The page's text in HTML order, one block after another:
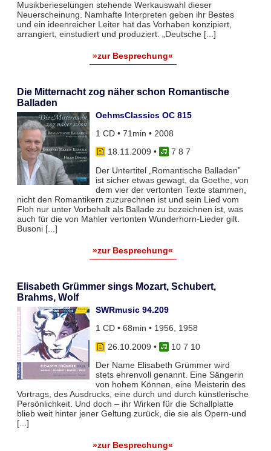
Musikberieselungen stehende Werkauswahl dieser
Neuerscheinung. Namhafte Interpreten geben ihr Bestes
und ein ideenreicher Leiter hat das Vorhaben konzipiert,
arrangiert, einstudiert und produziert. „Deutsche [...]
»zur Besprechung«
Die Mitternacht zog näher schon Romantische
Balladen
OehmsClassics OC 815
1 CD • 71min • 2008
18.11.2009 •
7 8 7
Der Untertitel „Romantische Balladen”
ist sicher etwas gewagt, da Goethe, von
dem vier der vertonten Texte stammen,
nicht den Romantikern zuzurechnen ist und sein Lied vom
Floh nur unter Vorbehalt als Ballade zu bezeichnen ist, was
auch für die von Mahler vertonten Wunderhorn-Lieder gilt.
Busoni [...]
»zur Besprechung«
Elisabeth Grümmer sings Mozart, Schubert,
Brahms, Wolf
SWRmusic 94.209
1 CD • 68min • 1956, 1958
26.10.2009 •
10 7 10
Der Name Elisabeth Grümmer wird
stets ehrenvoll genannt. Eine Sängerin
von hohem Können, eine Meisterin des
Vortrags, des Ausdrucks, eine durch und durch künstlerische
Persönlichkeit. Und doch – ihr Wirken für die Schallplatte
blieb weit hinter jener Geltung zurück, die sie als Opern-und
[...]
»zur Besprechung«